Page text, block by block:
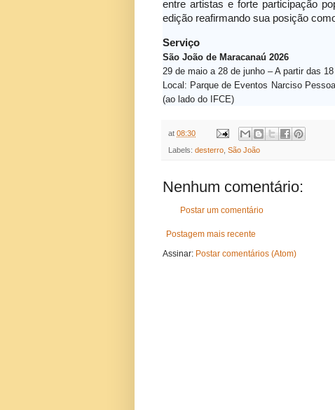
entre artistas e forte participação
edição reafirmando sua posição
Serviço
São João de Maracanaú 2026
29 de maio a 28 de junho – A partir das
Local: Parque de Eventos Narciso
(ao lado do IFCE)
at 08:30
Labels: desterro São João
Nenhum comentário:
Postar um comentário
Postagem mais recente
Assinar: Postar comentários (Atom)